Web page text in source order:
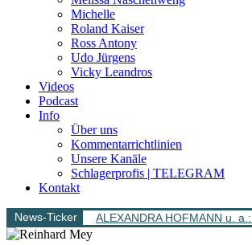
Michelle
Roland Kaiser
Ross Antony
Udo Jürgens
Vicky Leandros
Videos
Podcast
Info
Über uns
Kommentarrichtlinien
Unsere Kanäle
Schlagerprofis | TELEGRAM
Kontakt
News-Ticker ALEXANDRA HOFMANN u.